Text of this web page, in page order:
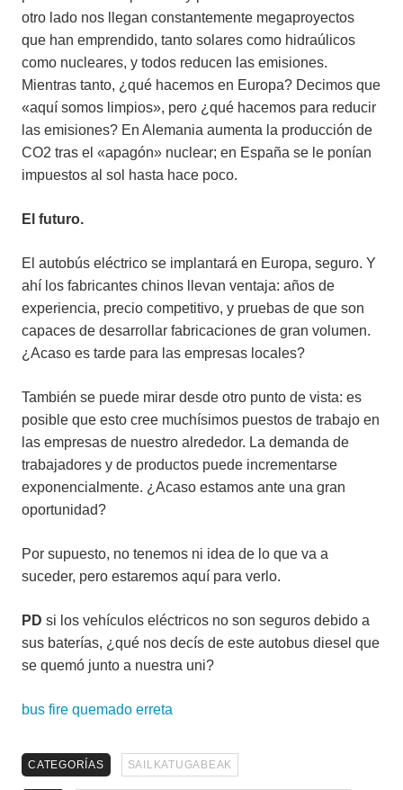
otro lado nos llegan constantemente megaproyectos
que han emprendido, tanto solares como hidraúlicos
como nucleares, y todos reducen las emisiones.
Mientras tanto, ¿qué hacemos en Europa? Decimos que
«aquí somos limpios», pero ¿qué hacemos para reducir
las emisiones? En Alemania aumenta la producción de
CO2 tras el «apagón» nuclear; en España se le ponían
impuestos al sol hasta hace poco.
El futuro.
El autobús eléctrico se implantará en Europa, seguro. Y
ahí los fabricantes chinos llevan ventaja: años de
experiencia, precio competitivo, y pruebas de que son
capaces de desarrollar fabricaciones de gran volumen.
¿Acaso es tarde para las empresas locales?
También se puede mirar desde otro punto de vista: es
posible que esto cree muchísimos puestos de trabajo en
las empresas de nuestro alrededor. La demanda de
trabajadores y de productos puede incrementarse
exponencialmente. ¿Acaso estamos ante una gran
oportunidad?
Por supuesto, no tenemos ni idea de lo que va a
suceder, pero estaremos aquí para verlo.
PD si los vehículos eléctricos no son seguros debido a
sus baterías, ¿qué nos decís de este autobus diesel que
se quemó junto a nuestra uni?
bus fire quemado erreta
CATEGORÍAS SAILKATUGABEAK